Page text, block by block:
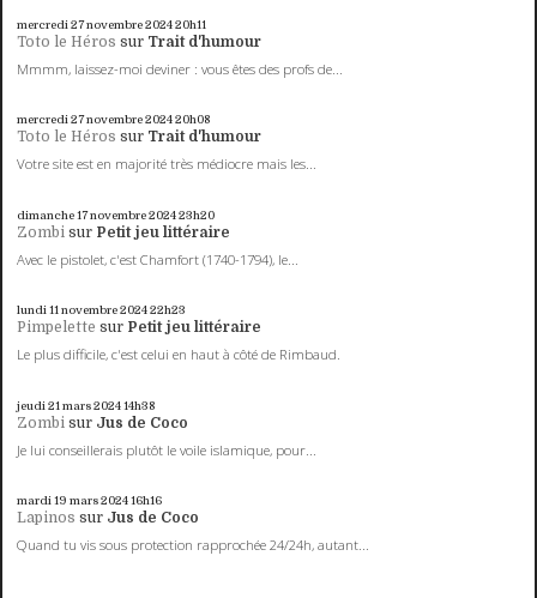
mercredi 27novembre 202420h11
Toto le Héros sur Trait d'humour
Mmmm, laissez-moi deviner : vous êtes des profs de...
mercredi 27novembre 202420h08
Toto le Héros sur Trait d'humour
Votre site est en majorité très médiocre mais les...
dimanche 17novembre 202423h20
Zombi sur Petit jeu littéraire
Avec le pistolet, c'est Chamfort (1740-1794), le...
lundi 11novembre 202422h23
Pimpelette sur Petit jeu littéraire
Le plus difficile, c'est celui en haut à côté de Rimbaud.
jeudi 21 mars 202414h38
Zombi sur Jus de Coco
Je lui conseillerais plutôt le voile islamique, pour...
mardi 19 mars 202416h16
Lapinos sur Jus de Coco
Quand tu vis sous protection rapprochée 24/24h, autant...